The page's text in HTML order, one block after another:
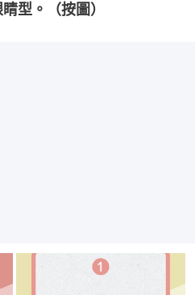
型。（按圖）